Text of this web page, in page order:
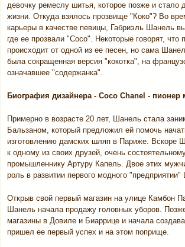
девочку ремеслу шитья, которое позже и стало
жизни. Откуда взялось прозвище "Коко"? Во
карьеры в качестве певицы, Габриэль Шанель
где ее прозвали "Coco". Некоторые говорят, что
происходит от одной из ее песен, но сама
была сокращенная версия "кокотка", на
означавшее "содержанка".
Биография дизайнера - Coco Chanel -
Примерно в возрасте 20 лет, Шанель стала
Бальзаном, который предложил ей помочь
изготовлению дамских шляп в Париже. Вскоре
к одному из своих друзей, очень
промышленнику Артуру Капель. Двое этих
роль в развитии первого модного
Открыв свой первый магазин на улице Камбон
Шанель начала продажу головных уборов.
магазины в Довиле и Биаррице и начала
пришел ее первый успех и на этом поприще.